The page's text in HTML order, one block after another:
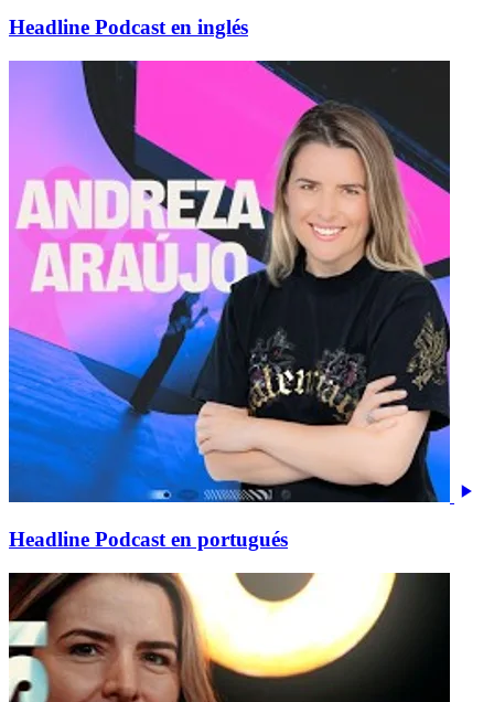
Headline Podcast en inglés
Headline Podcast en portugués